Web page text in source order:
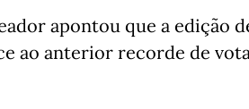
apontou que a edição
ao anterior recorde de